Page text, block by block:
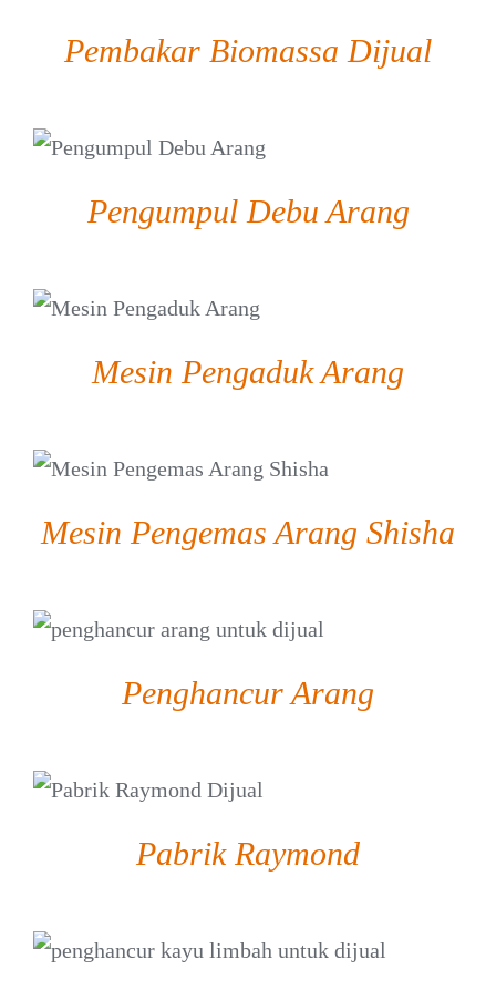
Pembakar Biomassa Dijual
DETAIL
Pengumpul Debu Arang
DETAIL
Mesin Pengaduk Arang
DETAIL
Mesin Pengemas Arang Shisha
DETAIL
Penghancur Arang
DETAIL
Pabrik Raymond
DETAIL